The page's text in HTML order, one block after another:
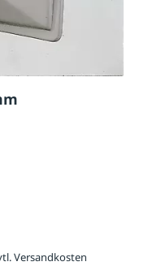
Versandkosten